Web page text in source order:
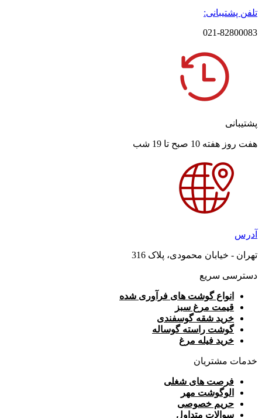
تلفن پشتیبانی:
021-82800083
پشتیبانی
هفت روز هفته 10 صبح تا 19 شب
آدرس
تهران - خیابان محمودی، پلاک 316
دسترسی سریع
انواع گوشت های فرآوری شده
قیمت مرغ سبز
خرید شقه گوسفندی
گوشت راسته گوساله
خرید فیله مرغ
خدمات مشتریان
فرصت های شغلی
الوگوشت مهر
حریم خصوصی
سوالات متداول